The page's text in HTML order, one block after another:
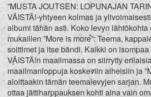
”MUSTA JOUTSEN: LOPUNAJAN
VÄISTÄ!-yhtyeen kolmas ja
albumi tähän asti. Koko levyn
mukaillen ”More is more”: Teema,
soittimet ja itse bändi. Kaikki on
VÄISTÄ!n maailmassa on siirrytty
maailmanloppuja koskeviin aiheisiin ja
aloittaakin tämän teemalevyjen sarjan.
ottaa jättiharppauksen kohti aina vain